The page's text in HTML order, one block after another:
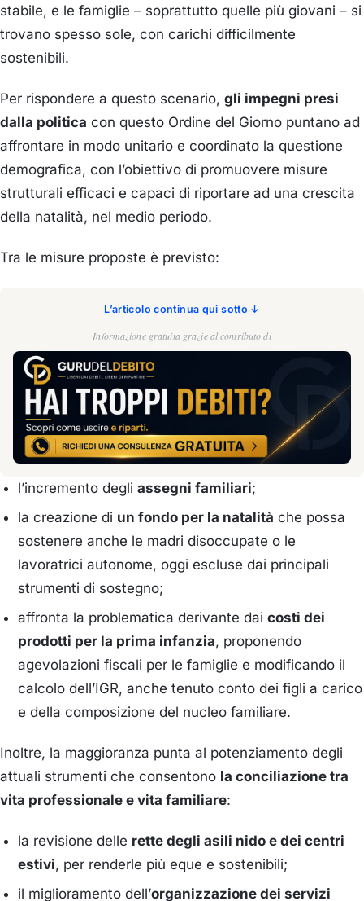
stabile, e le famiglie – soprattutto quelle più giovani – si
trovano spesso sole, con carichi difficilmente
sostenibili.
Per rispondere a questo scenario, gli impegni presi
dalla politica con questo Ordine del Giorno puntano ad
affrontare in modo unitario e coordinato la questione
demografica, con l’obiettivo di promuovere misure
strutturali efficaci e capaci di riportare ad una crescita
della natalità, nel medio periodo.
Tra le misure proposte è previsto:
L’articolo continua qui sotto ↓
Informazione gratuita grazie al contributo di
l’incremento degliassegni familiari;
la creazione di un fondo per la natalità che possa
sostenere anche le madri disoccupate o le
lavoratrici autonome, oggi escluse dai principali
strumenti di sostegno;
affronta la problematica derivante daicosti dei
prodotti per la prima infanzia, proponendo
agevolazioni fiscali per le famiglie e modificando il
calcolo dell’IGR, anche tenuto conto dei figli a carico
e della composizione del nucleo familiare.
Inoltre, la maggioranza punta al potenziamento degli
attuali strumenti che consentono la conciliazione tra
vita professionale e vita familiare:
la revisione delle rette degli asili nido e dei centri
estivi, per renderle più eque e sostenibili;
il miglioramento dell’organizzazione dei servizi